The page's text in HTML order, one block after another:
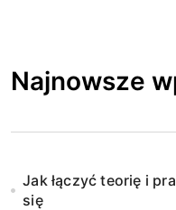
Najnowsze
Jak łączyć teorię i
się